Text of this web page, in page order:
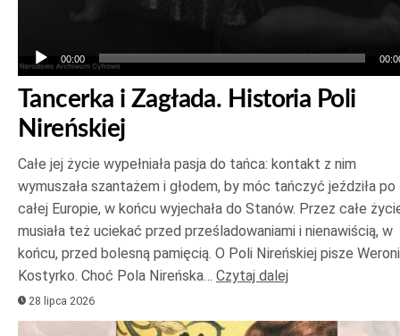
00:00
Tancerka i Zagłada. Historia Poli
Nireńskiej
Całe jej życie wypełniała pasja do tańca: kontakt z nim
wymuszała szantażem i głodem, by móc tańczyć jeździła po
całej Europie, w końcu wyjechała do Stanów. Przez całe
musiała też uciekać przed prześladowaniami i nienawiścią, w
końcu, przed bolesną pamięcią. O Poli Nireńskiej pisze
Kostyrko. Choć Pola Nireńska… Czytaj dalej
28 lipca 2026